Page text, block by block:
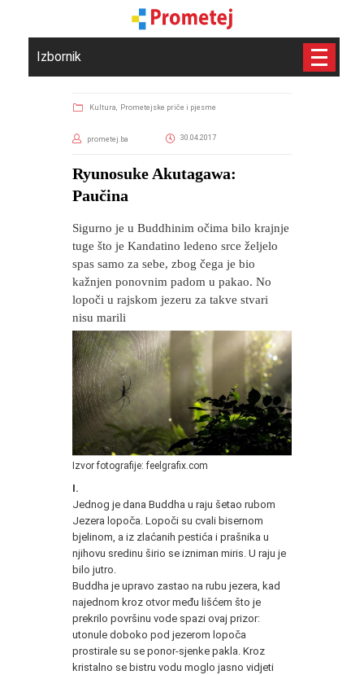
Izbornik
Kultura, Prometejske priče i pjesme
prometej.ba 30.04.2017
Ryunosuke Akutagawa:
Paučina
Sigurno je u Buddhinim očima bilo krajnje
tuge što je Kandatino ledeno srce željelo
spas samo za sebe, zbog čega je bio
kažnjen ponovnim padom u pakao. No
lopoči u rajskom jezeru za takve stvari
nisu marili
Izvor fotografije: feelgrafix.com
I.
Jednog je dana Buddha u raju šetao rubom
Jezera lopoča. Lopoči su cvali bisernom
bjelinom, a iz zlaćanih pestića i prašnika u
njihovu sredinu širio se izniman miris. U raju je
bilo jutro.
Buddha je upravo zastao na rubu jezera, kad
najednom kroz otvor među lišćem što je
prekrilo površinu vode spazi ovaj prizor:
utonule doboko pod jezerom lopoča
prostirale su se ponor-sjenke pakla. Kroz
kristalno se bistru vodu moglo jasno vidjeti